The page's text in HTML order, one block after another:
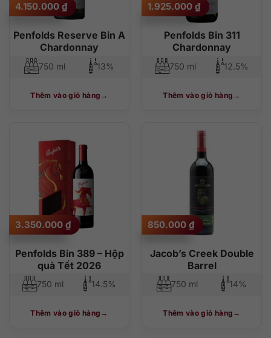
Penfolds Reserve Bin A
Chardonnay
4.150.000 ₫
750 ml 13%
Thêm vào giỏ hàng
Penfolds Bin 311
Chardonnay
1.925.000 ₫
750 ml 12.5%
Thêm vào giỏ hàng
Penfolds Bin 389 – Hộp
quà Tết 2026
3.350.000 ₫
750 ml 14.5%
Thêm vào giỏ hàng
Jacob’s Creek Double
Barrel
850.000 ₫
750 ml 14%
Thêm vào giỏ hàng